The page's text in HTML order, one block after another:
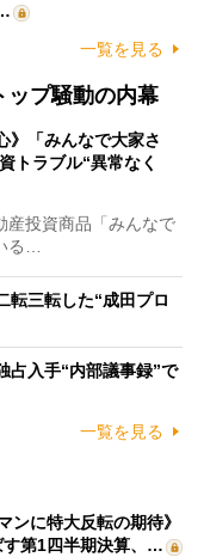
一覧を見る
ップ騒動の内幕
》「みんなで大家さ
トラブル“異常なく
投資商品「みんなで
る…
転三転した“成田プロ
占入手“内部議事録”で
一覧を見る
ンに特大反転の期待》
す第1四半期決算、…